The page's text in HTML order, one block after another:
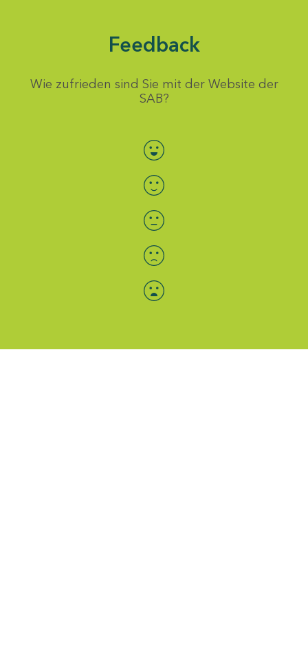
Feedback
Wie zufrieden sind Sie mit der Website der
SAB?
Bewertung auswählen